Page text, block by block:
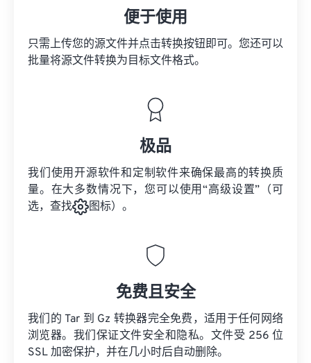
便于使用
只需上传您的源文件并点击转换按钮即可。您还可以
批量将源文件转换为目标文件格式。
极品
我们使用开源软件和定制软件来确保最高的转换质
量。在大多数情况下，您可以使用“高级设置”（可
选，查找
图标）。
免费且安全
我们的 Tar 到 Gz 转换器完全免费，适用于任何网络
浏览器。我们保证文件安全和隐私。文件受 256 位
SSL 加密保护，并在几小时后自动删除。